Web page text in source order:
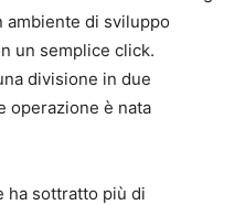
ambiente di sviluppo
un semplice click.
divisione in due
operazione è nata
ha sottratto più di